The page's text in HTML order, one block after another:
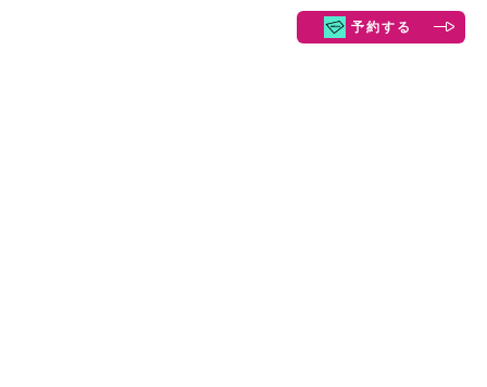
予約する